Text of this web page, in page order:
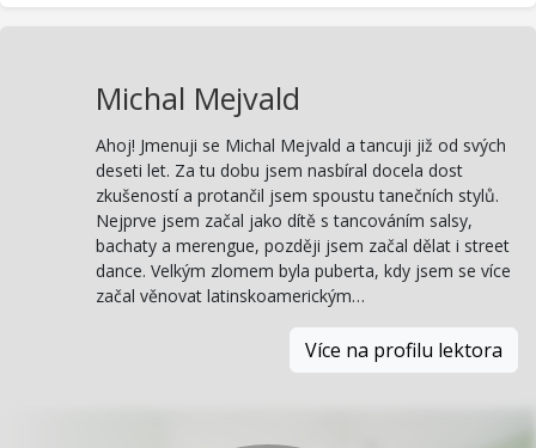
Michal Mejvald
Ahoj! Jmenuji se Michal Mejvald a tancuji již od svých
deseti let. Za tu dobu jsem nasbíral docela dost
zkušeností a protančil jsem spoustu tanečních stylů.
Nejprve jsem začal jako dítě s tancováním salsy,
bachaty a merengue, později jsem začal dělat i street
dance. Velkým zlomem byla puberta, kdy jsem se více
začal věnovat latinskoamerickým…
Více na profilu lektora